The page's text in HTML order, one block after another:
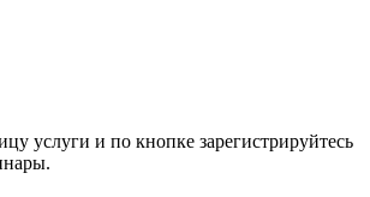
услуги и по кнопке зарегистрируйтесь